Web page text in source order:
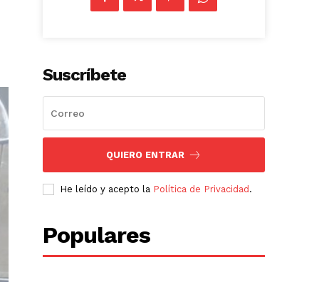
Suscríbete
QUIERO ENTRAR
He leído y acepto la Política de Privacidad .
Populares